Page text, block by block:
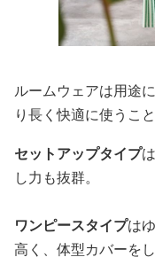
ルームウェアは用途
り長く快適に使うこ
セットアップタイプ
し力も抜群。
ワンピースタイプは
高く、体型カバーを